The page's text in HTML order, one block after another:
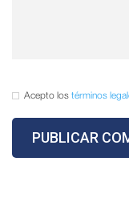
Acepto los términos